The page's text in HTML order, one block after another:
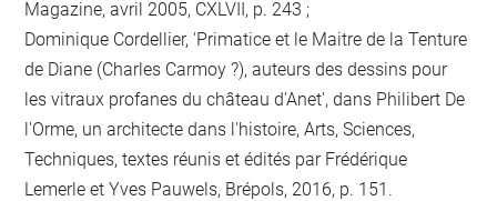
Magazine, avril 2005, CXLVII, p. 243 ;
Dominique Cordellier, 'Primatice et le Maitre de la Tenture
de Diane (Charles Carmoy ?), auteurs des dessins pour
les vitraux profanes du château d'Anet', dans Philibert De
l'Orme, un architecte dans l'histoire, Arts, Sciences,
Techniques, textes réunis et édités par Frédérique
Lemerle et Yves Pauwels, Brépols, 2016, p. 151.